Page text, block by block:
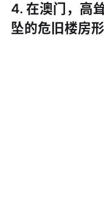
4. 在澳门，高
坠的危旧楼房